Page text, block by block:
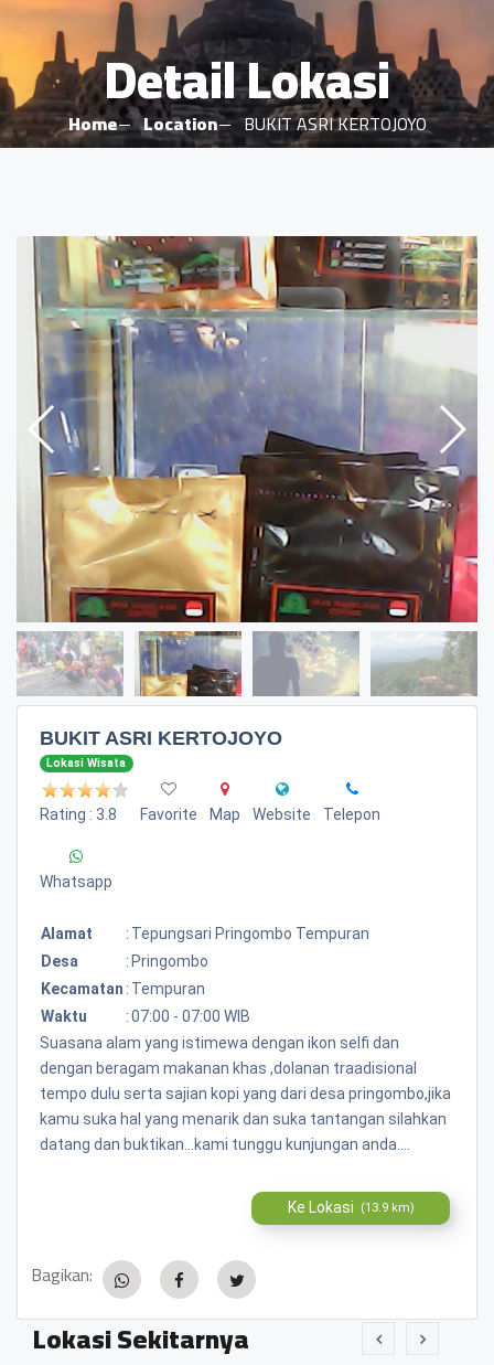
Detail Lokasi
Home Location BUKIT ASRI KERTOJOYO
BUKIT ASRI KERTOJOYO
Lokasi Wisata
Rating : 3.8 Favorite Map Website Telepon
Whatsapp
Alamat : Tepungsari Pringombo Tempuran
Desa
: Pringombo
Kecamatan : Tempuran
Waktu
:07:00 - 07:00 WIB
Suasana alam yang istimewa dengan ikon selfi dan
dengan beragam makanan khas ,dolanan traadisional
tempo dulu serta sajian kopi yang dari desa pringombo,jika
kamu suka hal yang menarik dan suka tantangan silahkan
datang dan buktikan...kami tunggu kunjungan anda....
Ke Lokasi (13.9 km)
Bagikan:
Lokasi Sekitarnya